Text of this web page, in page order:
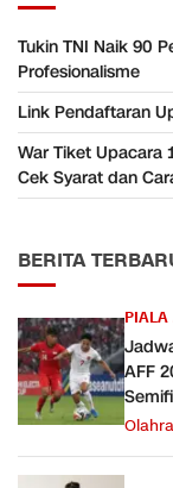
Tukin TNI Naik 90
Profesionalisme
Link Pendaftaran
War Tiket Upacara
Cek Syarat dan
BERITA
PIALA
AFF